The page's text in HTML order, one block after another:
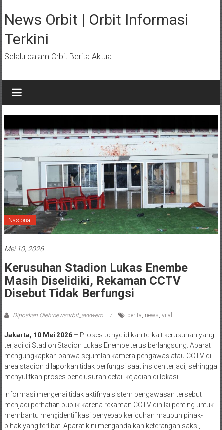
ke
konten
News Orbit | Orbit Informasi
Terkini
Selalu dalam Orbit Berita Aktual
Nasional
Mei 10, 2026
Kerusuhan Stadion Lukas Enembe
Masih Diselidiki, Rekaman CCTV
Disebut Tidak Berfungsi
Diposkan Oleh:newsorbit_avvwem berita news viral
Jakarta, 10 Mei 2026– Proses penyelidikan terkait kerusuhan yang
terjadi di Stadion Stadion Lukas Enembe terus berlangsung. Aparat
mengungkapkan bahwa sejumlah kamera pengawas atau CCTV di
area stadion dilaporkan tidak berfungsi saat insiden terjadi, sehingga
menyulitkan proses penelusuran detail kejadian di lokasi.
Informasi mengenai tidak aktifnya sistem pengawasan tersebut
menjadi perhatian publik karena rekaman CCTV dinilai penting untuk
membantu mengidentifikasi penyebab kericuhan maupun pihak-
pihak yang terlibat. Aparat kini mengandalkan keterangan saksi,